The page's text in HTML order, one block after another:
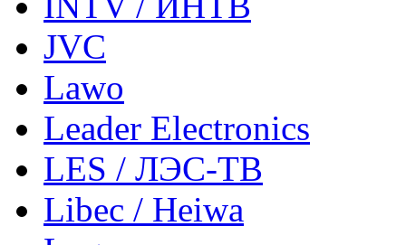
JVC
Lawo
Leader Electronics
LES / ЛЭС-ТВ
Libec / Heiwa